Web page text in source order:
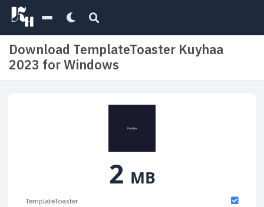
Download TemplateToaster Kuyhaa
2023 for Windows
2 MB
TemplateToaster